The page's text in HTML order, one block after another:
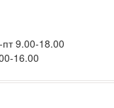
пт 9.00-18.00
16.00